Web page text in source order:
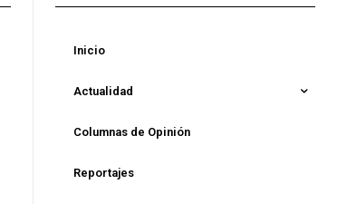
Inicio
Actualidad
Columnas de Opinión
Reportajes